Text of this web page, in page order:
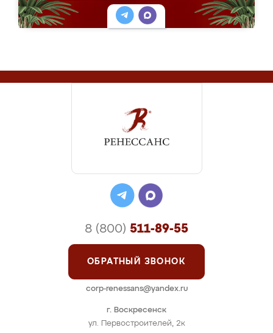
г. Воскресенск
ул. Первостроителей, 2к
8 (800) 511-89-55
ОБРАТНЫЙ ЗВОНОК
corp-renessans@yandex.ru